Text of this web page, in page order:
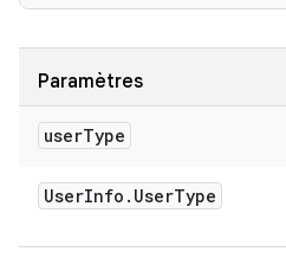
Paramètres
userType
UserInfo . UserType